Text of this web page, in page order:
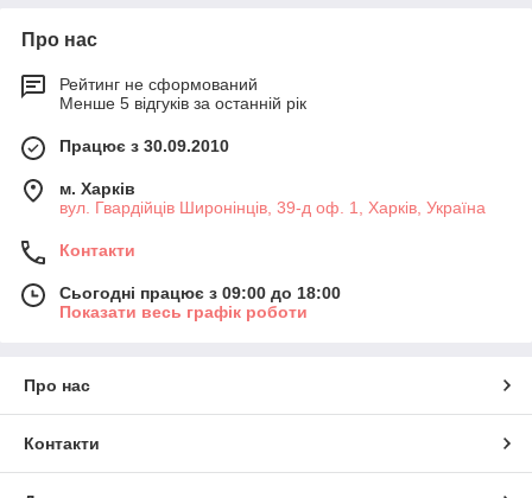
Про нас
Рейтинг не сформований
Менше 5 відгуків за останній рік
Працює з 30.09.2010
м. Харків
вул. Гвардійців Широнінців, 39-д оф. 1, Харків, Україна
Контакти
Сьогодні працює з 09:00 до 18:00
Показати весь графік роботи
Про нас
Контакти